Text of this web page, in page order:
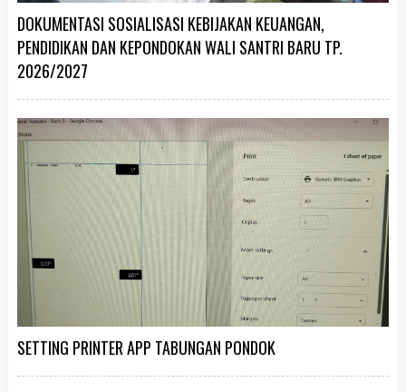
DOKUMENTASI SOSIALISASI KEBIJAKAN KEUANGAN,
PENDIDIKAN DAN KEPONDOKAN WALI SANTRI BARU TP.
2026/2027
SETTING PRINTER APP TABUNGAN PONDOK